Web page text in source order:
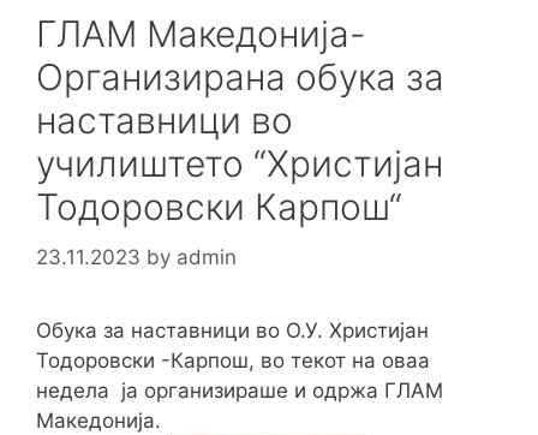
ГЛАМ Македонија-
Организирана обука за
наставници во
училиштето “Христијан
Тодоровски Карпош“
23.11.2023 by admin
Обука за наставници во О.У. Христијан
Тодоровски -Карпош, во текот на оваа
недела ја организираше и одржа ГЛАМ
Македонија.